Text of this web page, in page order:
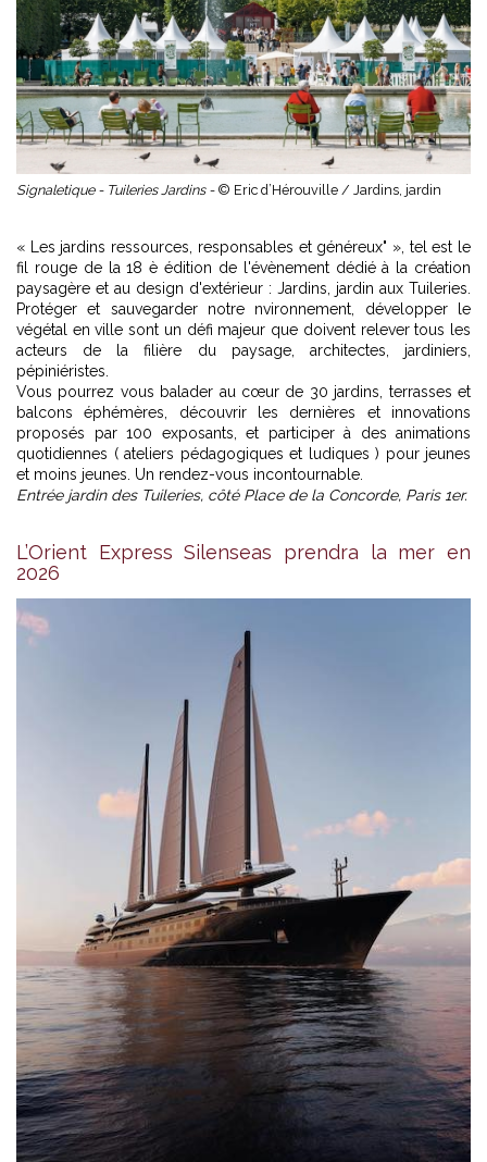
Signaletique - Tuileries Jardins - © Eric d’Hérouville / Jardins, jardin
« Les jardins ressources, responsables et généreux" », tel est le
fil rouge de la 18 è édition de l'évènement dédié à la création
paysagère et au design d'extérieur : Jardins, jardin aux Tuileries.
Protéger et sauvegarder notre nvironnement, développer le
végétal en ville sont un défi majeur que doivent relever tous les
acteurs de la filière du paysage, architectes, jardiniers,
pépiniéristes.
Vous pourrez vous balader au cœur de 30 jardins, terrasses et
balcons éphémères, découvrir les dernières et innovations
proposés par 100 exposants, et participer à des animations
quotidiennes ( ateliers pédagogiques et ludiques ) pour jeunes
et moins jeunes. Un rendez-vous incontournable.
Entrée jardin des Tuileries, côté Place de la Concorde, Paris 1er.
L’Orient Express Silenseas prendra la mer en
2026